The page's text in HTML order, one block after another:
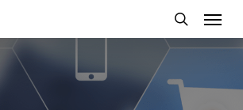
search
Menu